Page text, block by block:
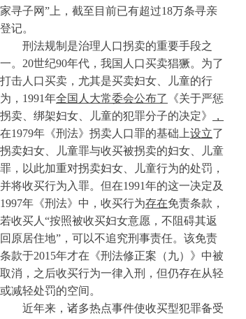
家寻子网”上，截至目前已有超过18万条寻亲
登记。
刑法规制是治理人口拐卖的重要手段之
一。20世纪90年代，我国人口买卖猖獗。为了
打击人口买卖，尤其是买卖妇女、儿童的行
为，1991年全国人大常委会公布了 《关于严惩
拐卖、绑架妇女、儿童的犯罪分子的决定》
，
在1979年《刑法》拐卖人口罪的基础上设立了
拐卖妇女、儿童罪与收买被拐卖的妇女、儿童
罪 ，以此加重对拐卖妇女、儿童行为的处罚，
并将收买行为入罪。 但在1991年的这一决定及
1997年《刑法》中，收买行为存在免责条款，
若收买人“按照被收买妇女意愿，不阻碍其返
回原居住地” ，可以不追究刑事责任。该免责
条款于2015年才在《刑法修正案（九）》中被
取消，之后收买行为一律入刑，但仍存在从轻
或减轻处罚的空间。
近年来，诸多热点事件使收买型犯罪备受